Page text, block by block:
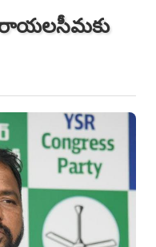
రాయలసీమకు